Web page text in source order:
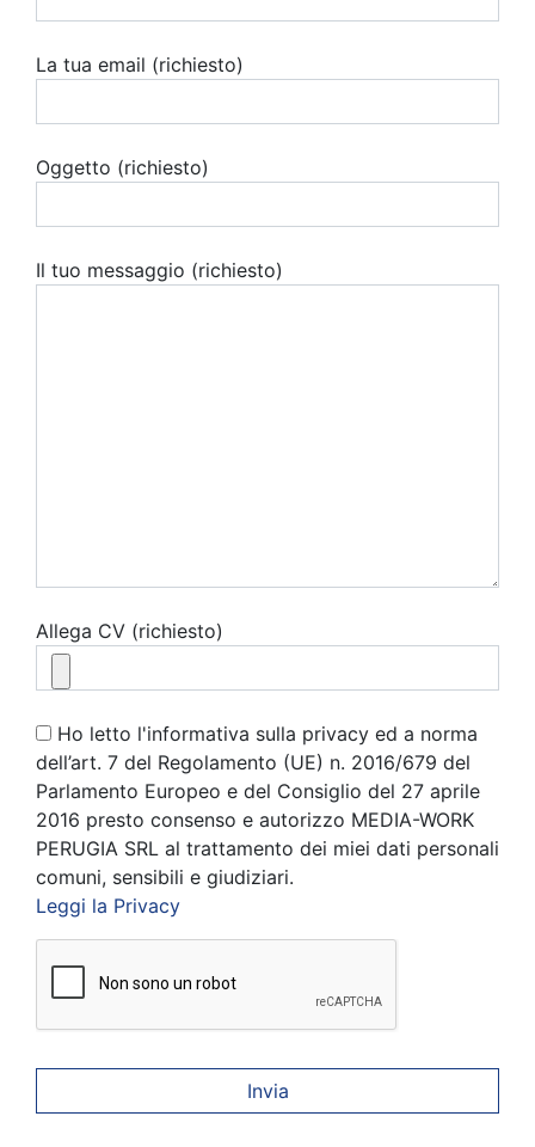
La tua email (richiesto)
Oggetto (richiesto)
Il tuo messaggio (richiesto)
Allega CV (richiesto)
Ho letto l'informativa sulla privacy ed a norma
dell’art. 7 del Regolamento (UE) n. 2016/679 del
Parlamento Europeo e del Consiglio del 27 aprile
2016 presto consenso e autorizzo MEDIA-WORK
PERUGIA SRL al trattamento dei miei dati personali
comuni, sensibili e giudiziari.
Leggi la Privacy